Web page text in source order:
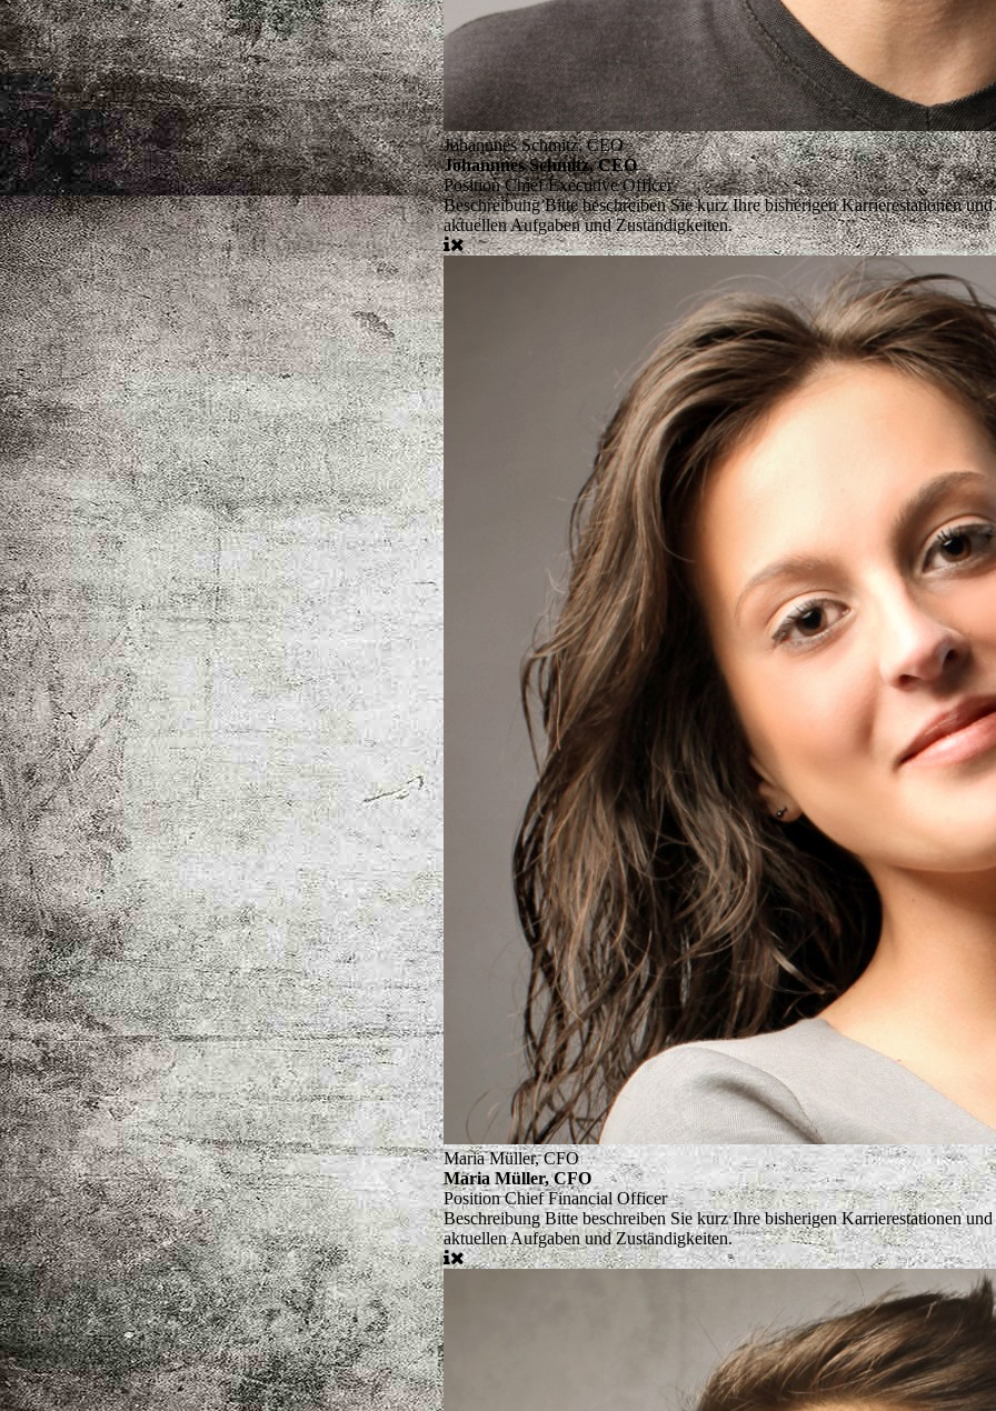
Johannnes Schmitz, CEO
Johannnes Schmitz, CEO
PositionChief Executive Officer
BeschreibungBitte beschreiben Sie kurz Ihre bisherigen Karrierestationen
aktuellen Aufgaben und Zuständigkeiten.
Maria Müller, CFO
Maria Müller, CFO
PositionChief Financial Officer
BeschreibungBitte beschreiben Sie kurz Ihre bisherigen Karrierestationen
aktuellen Aufgaben und Zuständigkeiten.